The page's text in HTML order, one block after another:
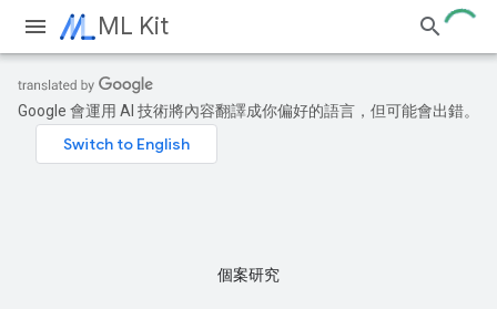
ML Kit
Google 會運用 AI 技術將內容翻譯成你偏好的語言，但可能會出錯。
個案研究